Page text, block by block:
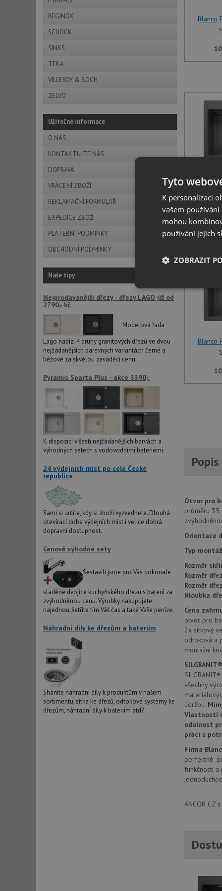
REGINOX
SCHOCK
SINKS
TEKA
VILLEROY & BOCH
ZELVO
Užitečné informace
O NÁS
KONTAKTUJTE NÁS
DOPRAVA
VRÁCENÍ ZBOŽÍ
REKLAMAČNÍ FORMULÁŘ
EXPEDICE ZBOŽÍ
PLATEBNÍ PODMÍNKY
OBCHODNÍ PODMÍNKY
Naše tipy
Nejprodávanější dřezy - dřezy LAGO již od
2790,- kč
Modelová řada
Lago nabízí 4 druhy granitových dřezů ve dvou
nejžádanějších barevných variantách černé a
béžové za skvělou zaváděcí cenu.
Pyramis Sparta Plus - akce 3390,-
K dispozici v šesti nejžádanějších barvách a
výhodných setech s vodovodními bateriemi.
24 výdejních míst po celé České
republice
Sami si určíte, kdy si zboží vyzvednete. Dlouhá
otevírací doba výdejních míst i velice dobrá
dopravní dostupnost.
Cenově výhodné sety
Sestavili jsme pro Vás dokonale
sladěné dvojice kuchyňského dřezu s baterií za
zvýhodněnou cenu. Výrobky nakupujete
najednou, šetříte tím Váš čas a také Vaše peníze.
Náhradní díly ke dřezům a bateriím
Sháníte náhradní díly k produktům v našem
sortimentu, sítka ke dřezů, odtokové systémy ke
dřezům, náhradní díly k bateriím atd?
Blanco
Blanco
Blanco
Otvor pro
průměru 35
Orientace
Typ
Rozměr
Rozměr
Rozměr
Hloubka
Cena
otvor pro
2x sítkový
odtoková a
montážní
všechny
údržbu.
Vlastnosti
odolnost
práci s
Firma
perfektně
funkčností
ANCOR CZ
Tyto
K personalizaci
vašem
mohou
používání jejich
ZOBRAZIT
Nezbytně
Nezbytně
Nezbytně nutné
stránky nelze bez
AWSALBCORS
Název
_ga_9T91YFLEPX
__Secure-YNID
test_cookie
_gcl_au
__Secure-